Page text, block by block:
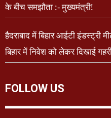
के बीच समझौता :- मुख्यमंत्री!
हैदराबाद में बिहार आईटी
बिहार में निवेश को लेकर दिखाई
FOLLOW US